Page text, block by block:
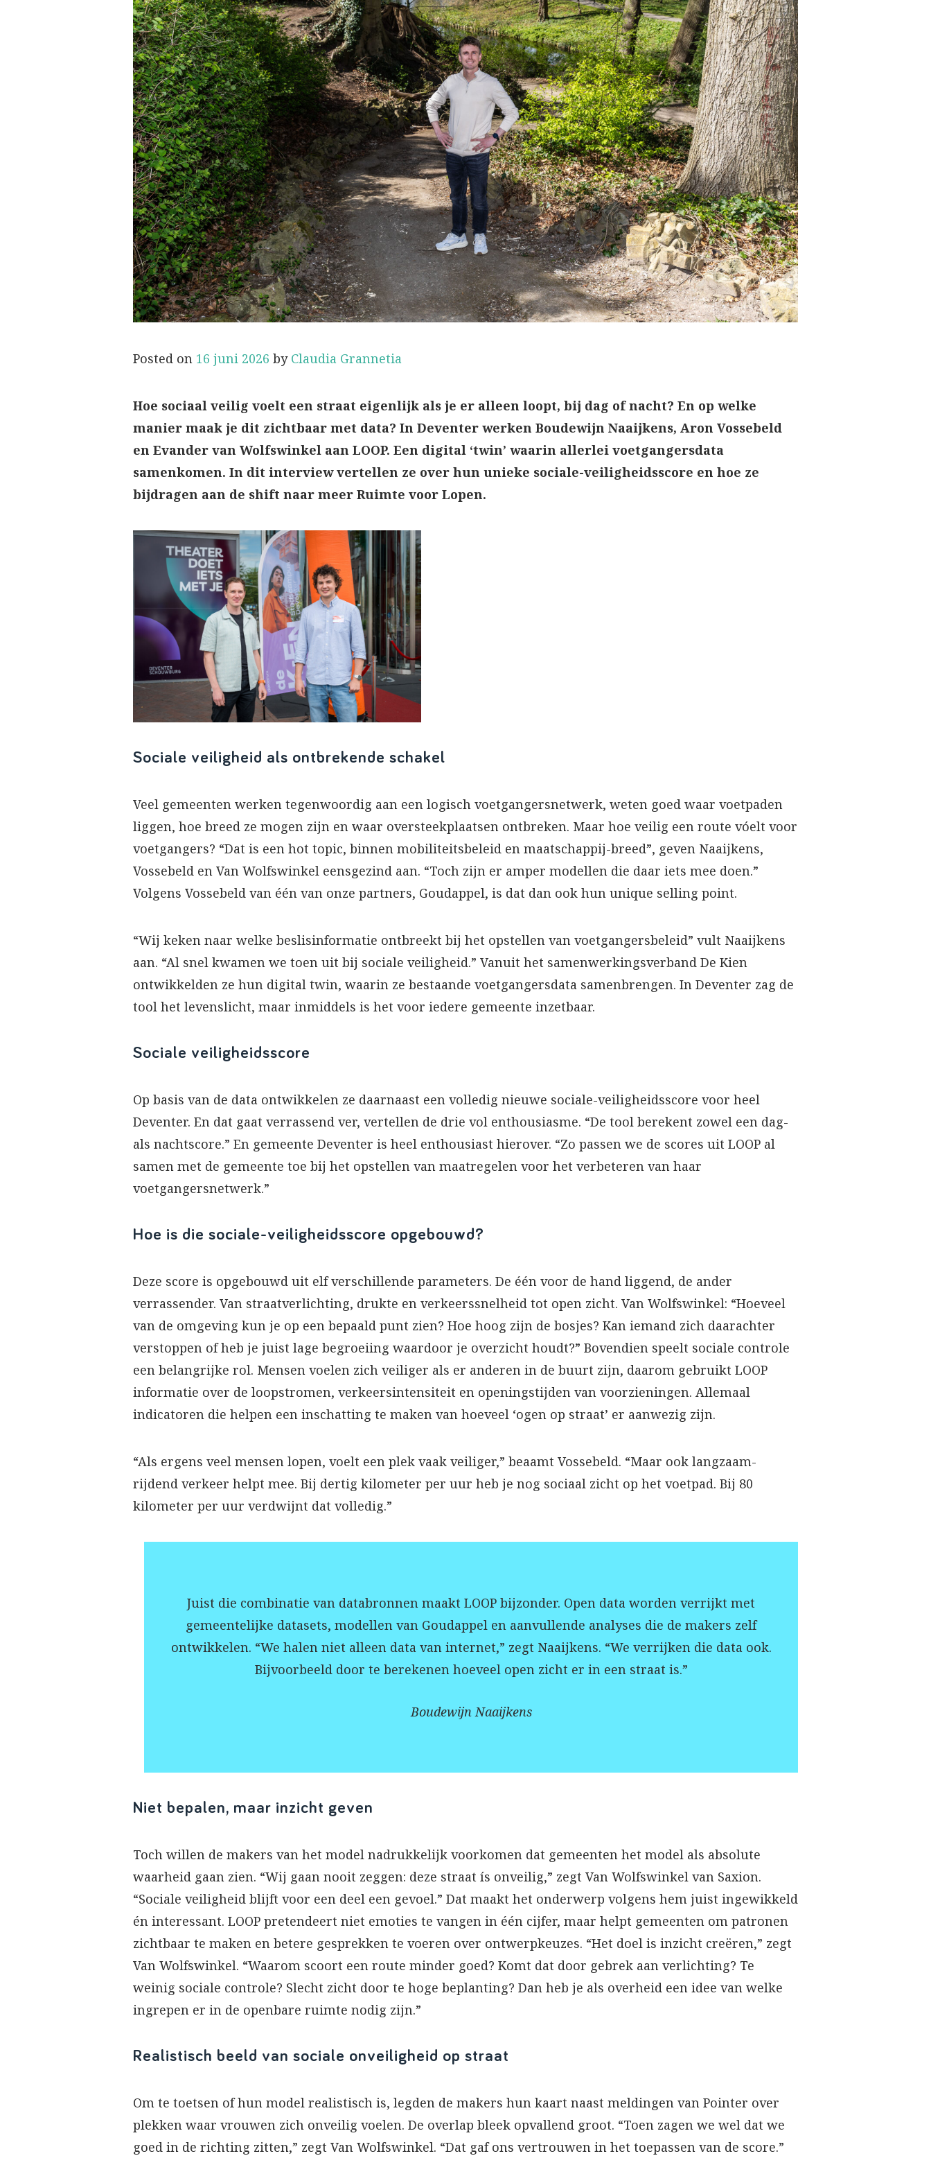
Posted on 16 juni 2026 by Claudia Grannetia
Hoe sociaal veilig voelt een straat eigenlijk als je er alleen loopt, bij dag of nacht? En op welke
manier maak je dit zichtbaar met data? In Deventer werken Boudewijn Naaijkens, Aron Vossebeld
en Evander van Wolfswinkel aan LOOP. Een digital ‘twin’ waarin allerlei voetgangersdata
samenkomen. In dit interview vertellen ze over hun unieke sociale-veiligheidsscore en hoe ze
bijdragen aan de shift naar meer Ruimte voor Lopen.
Sociale veiligheid als ontbrekende schakel
Veel gemeenten werken tegenwoordig aan een logisch voetgangersnetwerk, weten goed waar voetpaden
liggen, hoe breed ze mogen zijn en waar oversteekplaatsen ontbreken. Maar hoe veilig een route vóelt voor
voetgangers? “Dat is een hot topic, binnen mobiliteitsbeleid en maatschappij-breed”, geven Naaijkens,
Vossebeld en Van Wolfswinkel eensgezind aan. “Toch zijn er amper modellen die daar iets mee doen.”
Volgens Vossebeld van één van onze partners, Goudappel, is dat dan ook hun unique selling point.
“Wij keken naar welke beslisinformatie ontbreekt bij het opstellen van voetgangersbeleid” vult Naaijkens
aan. “Al snel kwamen we toen uit bij sociale veiligheid.” Vanuit het samenwerkingsverband De Kien
ontwikkelden ze hun digital twin, waarin ze bestaande voetgangersdata samenbrengen. In Deventer zag de
tool het levenslicht, maar inmiddels is het voor iedere gemeente inzetbaar.
Sociale veiligheidsscore
Op basis van de data ontwikkelen ze daarnaast een volledig nieuwe sociale-veiligheidsscore voor heel
Deventer. En dat gaat verrassend ver, vertellen de drie vol enthousiasme. “De tool berekent zowel een dag-
als nachtscore.” En gemeente Deventer is heel enthousiast hierover. “Zo passen we de scores uit LOOP al
samen met de gemeente toe bij het opstellen van maatregelen voor het verbeteren van haar
voetgangersnetwerk.”
Hoe is die sociale-veiligheidsscore opgebouwd?
Deze score is opgebouwd uit elf verschillende parameters. De één voor de hand liggend, de ander
verrassender. Van straatverlichting, drukte en verkeerssnelheid tot open zicht. Van Wolfswinkel: “Hoeveel
van de omgeving kun je op een bepaald punt zien? Hoe hoog zijn de bosjes? Kan iemand zich daarachter
verstoppen of heb je juist lage begroeiing waardoor je overzicht houdt?” Bovendien speelt sociale controle
een belangrijke rol. Mensen voelen zich veiliger als er anderen in de buurt zijn, daarom gebruikt LOOP
informatie over de loopstromen, verkeersintensiteit en openingstijden van voorzieningen. Allemaal
indicatoren die helpen een inschatting te maken van hoeveel ‘ogen op straat’ er aanwezig zijn.
“Als ergens veel mensen lopen, voelt een plek vaak veiliger,” beaamt Vossebeld. “Maar ook langzaam-
rijdend verkeer helpt mee. Bij dertig kilometer per uur heb je nog sociaal zicht op het voetpad. Bij 80
kilometer per uur verdwijnt dat volledig.”
Juist die combinatie van databronnen maakt LOOP bijzonder. Open data worden verrijkt met
gemeentelijke datasets, modellen van Goudappel en aanvullende analyses die de makers zelf
ontwikkelen. “We halen niet alleen data van internet,” zegt Naaijkens. “We verrijken die data ook.
Bijvoorbeeld door te berekenen hoeveel open zicht er in een straat is.”
Boudewijn Naaijkens
Niet bepalen, maar inzicht geven
Toch willen de makers van het model nadrukkelijk voorkomen dat gemeenten het model als absolute
waarheid gaan zien. “Wij gaan nooit zeggen: deze straat ís onveilig,” zegt Van Wolfswinkel van Saxion.
“Sociale veiligheid blijft voor een deel een gevoel.” Dat maakt het onderwerp volgens hem juist ingewikkeld
én interessant. LOOP pretendeert niet emoties te vangen in één cijfer, maar helpt gemeenten om patronen
zichtbaar te maken en betere gesprekken te voeren over ontwerpkeuzes. “Het doel is inzicht creëren,” zegt
Van Wolfswinkel. “Waarom scoort een route minder goed? Komt dat door gebrek aan verlichting? Te
weinig sociale controle? Slecht zicht door te hoge beplanting? Dan heb je als overheid een idee van welke
ingrepen er in de openbare ruimte nodig zijn.”
Realistisch beeld van sociale onveiligheid op straat
Om te toetsen of hun model realistisch is, legden de makers hun kaart naast meldingen van Pointer over
plekken waar vrouwen zich onveilig voelen. De overlap bleek opvallend groot. “Toen zagen we wel dat we
goed in de richting zitten,” zegt Van Wolfswinkel. “Dat gaf ons vertrouwen in het toepassen van de score.”